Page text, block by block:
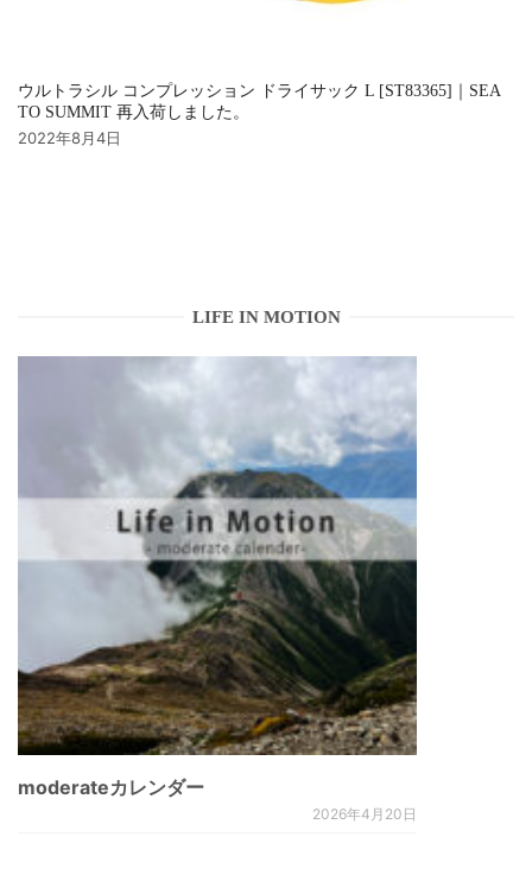
ウルトラシル コンプレッション ドライサック L [ST83365]｜SEA
TO SUMMIT 再入荷しました。
2022年8月4日
LIFE IN MOTION
moderateカレンダー
2026年4月20日